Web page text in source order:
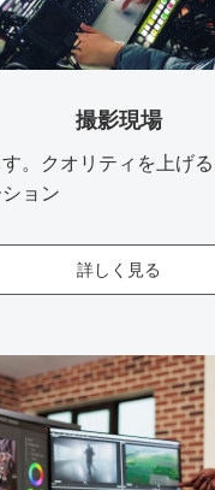
撮影現場
。クオリティを上げ
ョン
詳しく見る